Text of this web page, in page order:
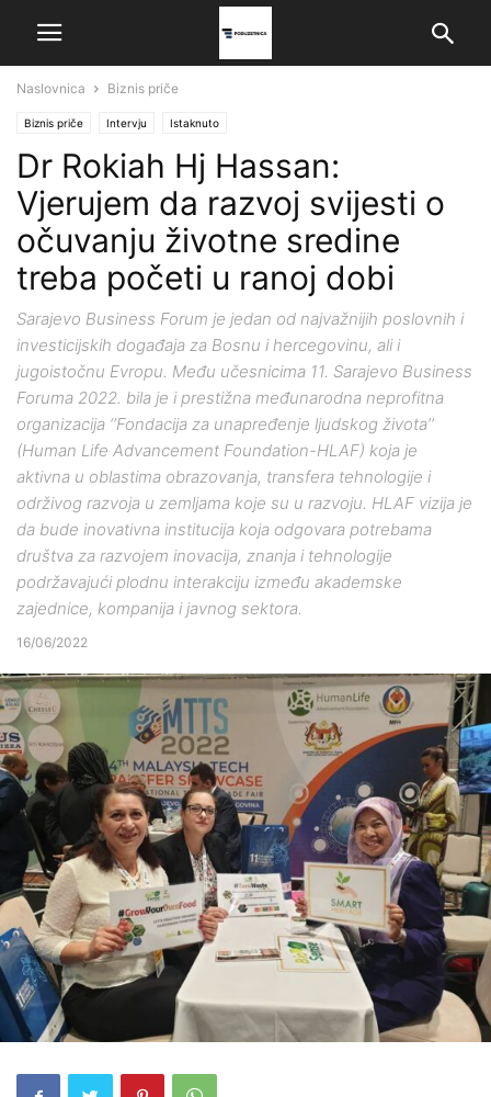
Naslovnica Biznis priče
Biznis priče Intervju Istaknuto
Dr Rokiah Hj Hassan:
Vjerujem da razvoj svijesti o
očuvanju životne sredine
treba početi u ranoj dobi
Sarajevo Business Forum je jedan od najvažnijih poslovnih i
investicijskih događaja za Bosnu i hercegovinu, ali i
jugoistočnu Evropu. Među učesnicima 11. Sarajevo Business
Foruma 2022. bila je i prestižna međunarodna neprofitna
organizacija ‘’Fondacija za unapređenje ljudskog života’’
(Human Life Advancement Foundation-HLAF) koja je
aktivna u oblastima obrazovanja, transfera tehnologije i
održivog razvoja u zemljama koje su u razvoju. HLAF vizija je
da bude inovativna institucija koja odgovara potrebama
društva za razvojem inovacija, znanja i tehnologije
podržavajući plodnu interakciju između akademske
zajednice, kompanija i javnog sektora.
16/06/2022